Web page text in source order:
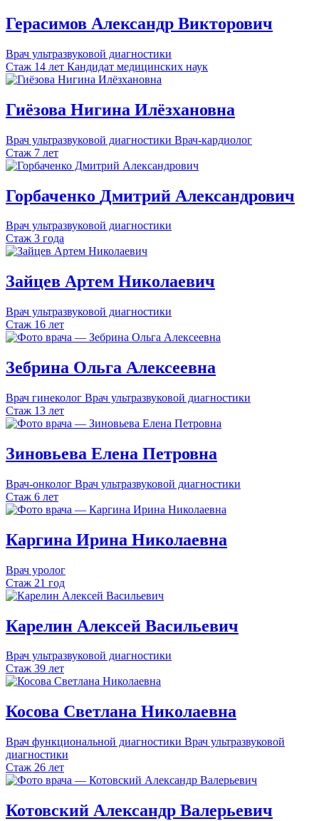
Герасимов Александр Викторович
Врач ультразвуковой диагностики
Стаж 14 лет Кандидат медицинских наук
Гиёзова Нигина Илёзхановна
Врач ультразвуковой диагностики Врач-кардиолог
Стаж 7 лет
Горбаченко Дмитрий Александрович
Врач ультразвуковой диагностики
Стаж 3 года
Зайцев Артем Николаевич
Врач ультразвуковой диагностики
Стаж 16 лет
Зебрина Ольга Алексеевна
Врач гинеколог Врач ультразвуковой диагностики
Стаж 13 лет
Зиновьева Елена Петровна
Врач-онколог Врач ультразвуковой диагностики
Стаж 6 лет
Каргина Ирина Николаевна
Врач уролог
Стаж 21 год
Карелин Алексей Васильевич
Врач ультразвуковой диагностики
Стаж 39 лет
Косова Светлана Николаевна
Врач функциональной диагностики Врач ультразвуковой
диагностики
Стаж 26 лет
Котовский Александр Валерьевич